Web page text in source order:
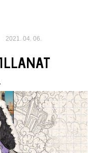
2021. 04. 06.